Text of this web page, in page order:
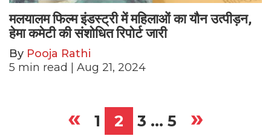
मलयालम फिल्म इंडस्ट्री में महिलाओं का यौन उत्पीड़न,
हेमा कमेटी की संशोधित रिपोर्ट जारी
By Pooja Rathi
5 min read | Aug 21, 2024
« 1 2 3 … 5 »